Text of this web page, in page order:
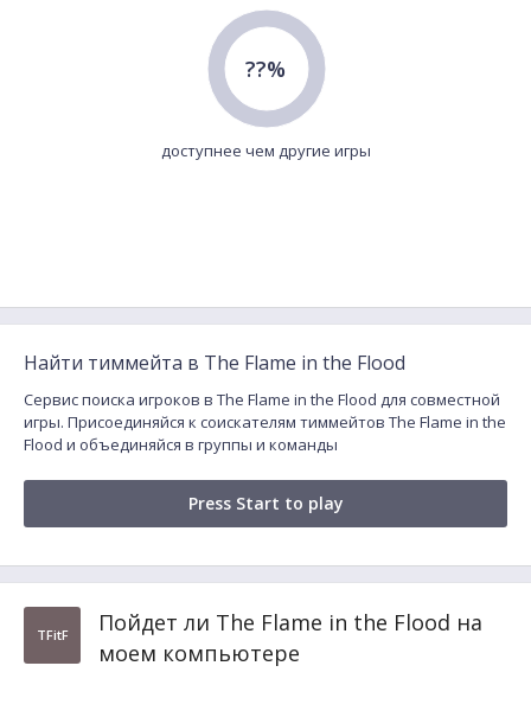
??%
доступнее чем другие игры
Найти тиммейта в The Flame in the Flood
Сервис поиска игроков в The Flame in the Flood для совместной
игры. Присоединяйся к соискателям тиммейтов The Flame in the
Flood и объединяйся в группы и команды
Press Start to play
TFitF
Пойдет ли The Flame in the Flood на
моем компьютере